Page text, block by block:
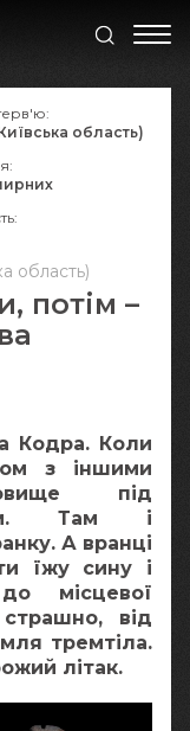
область)
потім –
Кодра. Коли
з іншими
під
Там і
А вранці
їжу сину і
місцевої
від
тремтіла.
літак.
область)